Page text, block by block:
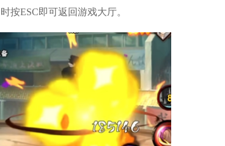
按ESC即可返回游戏大厅。